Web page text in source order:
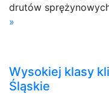
drutów
»
Wysokiej klasy
Śląskie